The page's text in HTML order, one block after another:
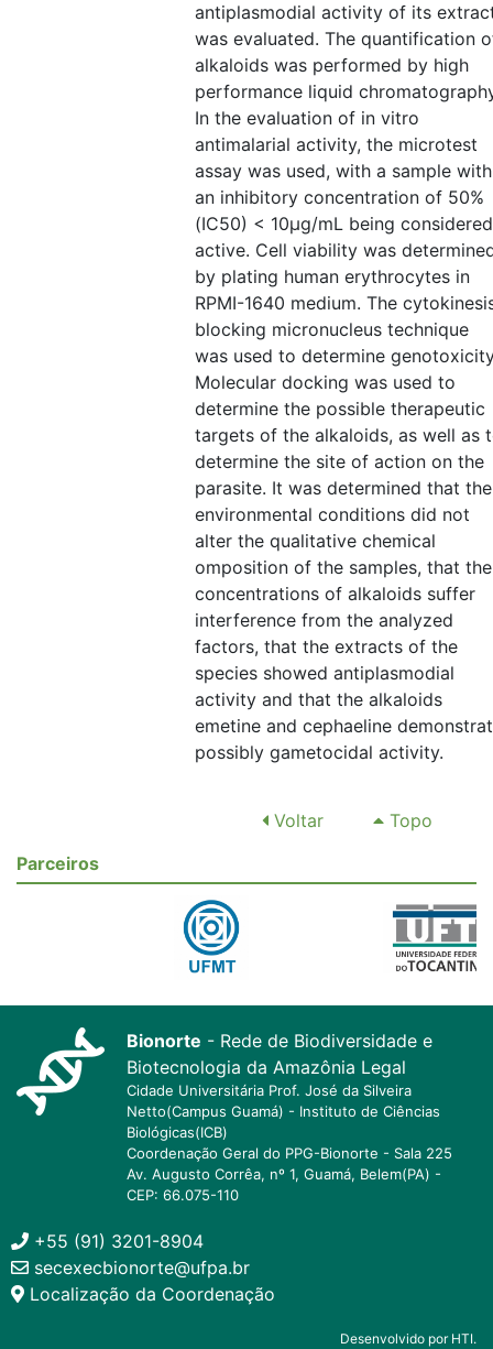
antiplasmodial activity of its
was evaluated. The quantification
alkaloids was performed by high
performance liquid
In the evaluation of in vitro
antimalarial activity, the microtest
assay was used, with a sample with
an inhibitory concentration of 50%
(IC50) < 10µg/mL being considered
active. Cell viability was
by plating human erythrocytes in
RPMI-1640 medium. The
blocking micronucleus technique
was used to determine
Molecular docking was used to
determine the possible therapeutic
targets of the alkaloids, as well as
determine the site of action on the
parasite. It was determined that the
environmental conditions did not
alter the qualitative chemical
omposition of the samples, that the
concentrations of alkaloids suffer
interference from the analyzed
factors, that the extracts of the
species showed antiplasmodial
activity and that the alkaloids
emetine and cephaeline
possibly gametocidal activity.
Voltar
Topo
Parceiros
Bionorte - Rede de Biodiversidade e
Biotecnologia da Amazônia Legal
Cidade Universitária Prof. José da Silveira
Netto(Campus Guamá) - Instituto de Ciências
Biológicas(ICB)
Coordenação Geral do PPG-Bionorte - Sala 225
Av. Augusto Corrêa, nº 1, Guamá, Belem(PA) -
CEP: 66.075-110
+55 (91) 3201-8904
secexecbionorte@ufpa.br
Localização da Coordenação
Desenvolvido por HTI.